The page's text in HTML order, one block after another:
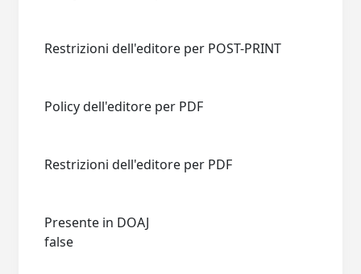
Restrizioni dell'editore per POST-PRINT
Policy dell'editore per PDF
Restrizioni dell'editore per PDF
Presente in DOAJ